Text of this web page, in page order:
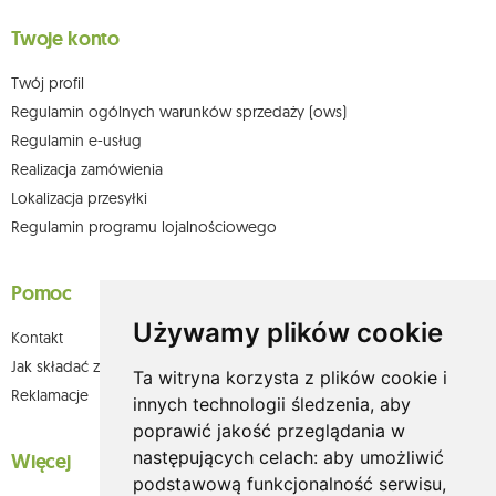
Używamy plików cookie
Ta witryna korzysta z plików cookie i
innych technologii śledzenia, aby
poprawić jakość przeglądania w
następujących celach: aby umożliwić
podstawową funkcjonalność serwisu,
Twoje konto
Twój profil
Regulamin ogólnych warunków sprzedaży (ows)
Regulamin e-usług
Realizacja zamówienia
Lokalizacja przesyłki
Regulamin programu lojalnościowego
Pomoc
Kontakt
Jak składać zamówienia w sklepie olium.pl?
Reklamacje
Więcej